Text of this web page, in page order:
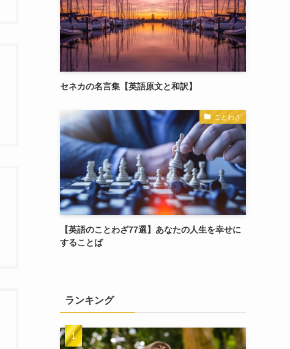
セネカの名言集【英語原文と和訳】
ことわざ
【英語のことわざ77選】あなたの人生を幸せに
することば
ランキング